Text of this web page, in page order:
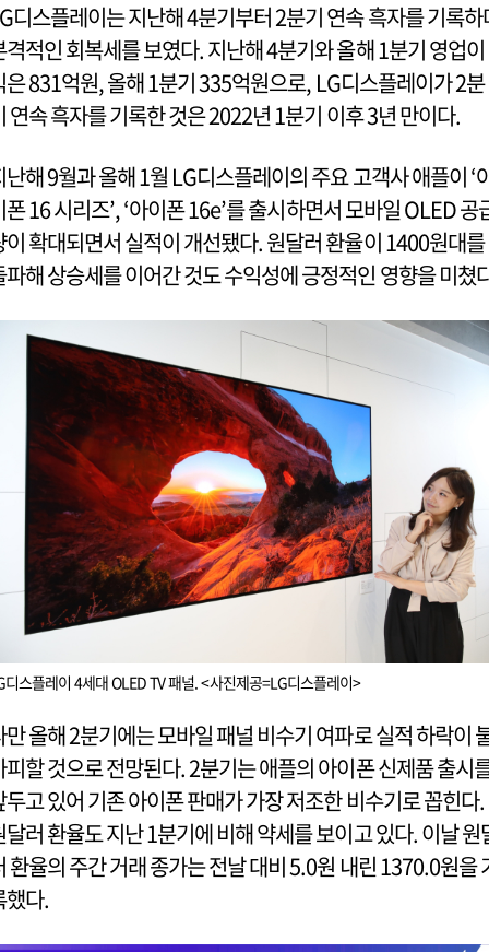
디스플레이는 지난해 4분기부터 2분기 연속 흑자를 기록하
격적인 회복세를 보였다. 지난해 4분기와 올해 1분기 영업이
은 831억원, 올해 1분기 335억원으로, LG디스플레이가 2분
연속 흑자를 기록한 것은 2022년 1분기 이후 3년 만이다.
난해 9월과 올해 1월 LG디스플레이의 주요 고객사 애플이 ‘
폰 16 시리즈’, ‘아이폰 16e’를 출시하면서 모바일 OLED 공
이 확대되면서 실적이 개선됐다. 원달러 환율이 1400원대를
파해 상승세를 이어간 것도 수익성에 긍정적인 영향을 미쳤
디스플레이 4세대 OLED TV 패널. <사진제공=LG디스플레이>
만 올해 2분기에는 모바일 패널 비수기 여파로 실적 하락이
피할 것으로 전망된다. 2분기는 애플의 아이폰 신제품 출시
두고 있어 기존 아이폰 판매가 가장 저조한 비수기로 꼽힌다.
달러 환율도 지난 1분기에 비해 약세를 보이고 있다. 이날 원
환율의 주간 거래 종가는 전날 대비 5.0원 내린 1370.0원을
했다.